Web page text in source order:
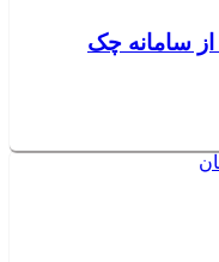
سامانه چک